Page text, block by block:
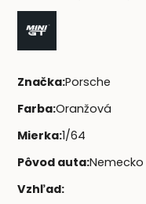
Značka:Porsche
Farba:Oranžová
Mierka:1/64
Pôvod auta:Nemecko
Vzhľad: